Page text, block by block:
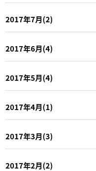
2017年7月(2)
2017年6月(4)
2017年5月(4)
2017年4月(1)
2017年3月(3)
2017年2月(2)